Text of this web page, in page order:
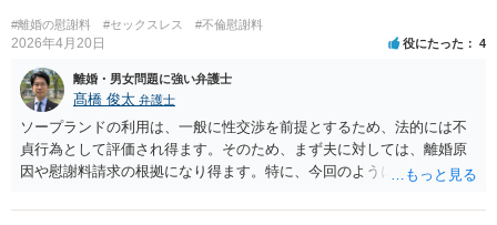
とが必要です。 常識を逸脱したと言えるかどうかについては、必要性
や相当性という基準を使って判断をするとわかりやすいと思います。
夫婦間において今、問題が生じているということを親族には話してお
く必要はあると思われますし、常識的に見ても、また、それが親族内
にとどまる話であれば、著しく不相当なこととも言えません。ですか
ら、上記のことが社会通念を逸脱した態様・方法であるとは言えない
のではないかと思います。少なくとも、違法と評価されるハラスメン
トとは言えないでしょう。
#離婚の慰謝料 #セックスレス #不倫慰謝料
2026年4月20日 役にたった 4
離婚・男女問題に強い弁護士
髙橋 俊太 弁護士
ソープランドの利用は、一般に性交渉を前提とするため、法的には不
貞行為として評価され得ます。そのため、まず夫に対しては、離婚原
因や慰謝料請求の根拠になり得ます。特に、今回のように長期間の継
た後も続いている事情は、婚姻関係への打撃や悪質性を基礎づける事